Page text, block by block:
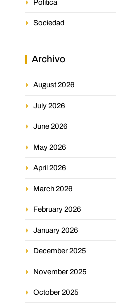
Política
Sociedad
Archivo
August 2026
July 2026
June 2026
May 2026
April 2026
March 2026
February 2026
January 2026
December 2025
November 2025
October 2025